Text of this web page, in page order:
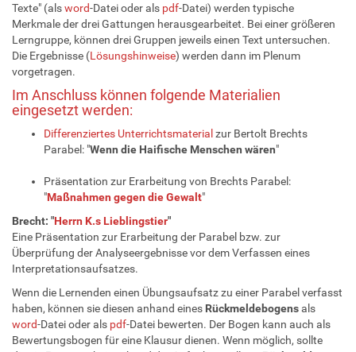
Texte" (alsword-Datei oder als pdf-Datei) werden typische
Merkmale der drei Gattungen herausgearbeitet. Bei einer größeren
Lerngruppe, können drei Gruppen jeweils einen Text untersuchen.
Die Ergebnisse (Lösungshinweise) werden dann im Plenum
vorgetragen.
Im Anschluss können folgende Materialien
eingesetzt werden:
Differenziertes Unterrichtsmaterial zur Bertolt Brechts
Parabel: "Wenn die Haifische Menschen wären"
Präsentation zur Erarbeitung von Brechts Parabel:
"Maßnahmen gegen die Gewalt"
Brecht: "Herrn K.s Lieblingstier"
Eine Präsentation zur Erarbeitung der Parabel bzw. zur
Überprüfung der Analyseergebnisse vor dem Verfassen eines
Interpretationsaufsatzes.
Wenn die Lernenden einen Übungsaufsatz zu einer Parabel verfasst
haben, können sie diesen anhand eines Rückmeldebogensals
word-Datei oder als pdf-Datei bewerten. Der Bogen kann auch als
Bewertungsbogen für eine Klausur dienen. Wenn möglich, sollte